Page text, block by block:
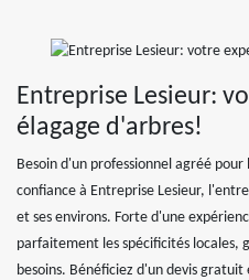
Entreprise Lesieur:
élagage d'arbres!
Besoin d'un professionnel agréé
confiance à Entreprise Lesieur,
et ses environs. Forte d'une
parfaitement les spécificités locales,
besoins. Bénéficiez d'un devis